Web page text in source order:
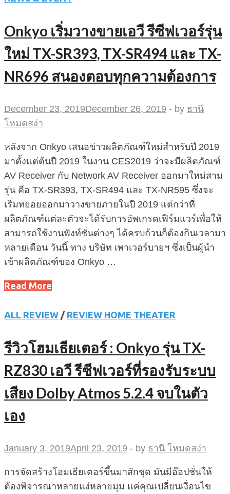
Onkyo เริ่มวางขายเอวี รีซีฟเวอร์รุ่น
ใหม่ TX-SR393, TX-SR494 และ TX-
NR696 สนองตอบทุกความต้องการ
December 23, 2019December 26, 2019 - by ธานี
โหมดสง่า
หลังจาก Onkyo เสนอข่าวผลิตภัณฑ์ใหม่สำหรับปี 2019
มาตั้งแต่ต้นปี 2019 ในงาน CES2019 ว่าจะมีผลิตภัณฑ์
AV Receiver กับ Network AV Receiver ออกมาใหม่สาม
รุ่น คือ TX-SR393, TX-SR494 และ TX-NR595 ซึ่งจะ
เริ่มทยอยออกมาวางขายภายในปี 2019 แต่กว่าที่
ผลิตภัณฑ์แต่ละตัวจะได้รับการอัพเกรดเฟิร์มแวร์เพื่อให้
สามารถใช้งานฟังท์ชั่นต่างๆ ได้ครบถ้วนก็ต้องกินเวลามา
หลายเดือน วันนี้ ทาง บริษัท เพาเวอร์บายฯ ซึ่งเป็นผู้นำ
เข้าผลิตภัณฑ์ของ Onkyo …
Read More
ALL REVIEW / REVIEW HOME THEATER
รีวิวโฮมเธียเตอร์ : Onkyo รุ่น TX-
RZ830 เอวี รีซีฟเวอร์ที่รองรับระบบ
เสียง Dolby Atmos 5.2.4 จบในตัว
เอง
January 3, 2019April 23, 2019 - by ธานี โหมดสง่า
การจัดสร้างโฮมเธียเตอร์ขึ้นมาสักชุด มันมีอ๊อปชั่นให้
ต้องพิจารณาหลายแง่หลายมุม แค่คุณเปลี่ยนเงื่อนไข